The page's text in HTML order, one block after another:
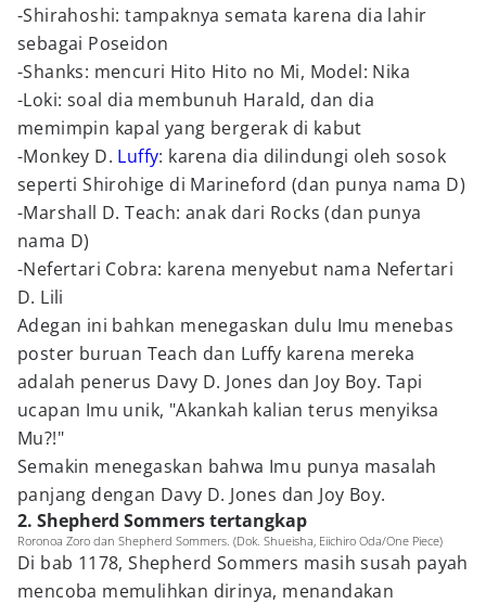
-Shirahoshi: tampaknya semata karena dia lahir
sebagai Poseidon
-Shanks: mencuri Hito Hito no Mi, Model: Nika
-Loki: soal dia membunuh Harald, dan dia
memimpin kapal yang bergerak di kabut
-Monkey D. Luffy: karena dia dilindungi oleh sosok
seperti Shirohige di Marineford (dan punya nama D)
-Marshall D. Teach: anak dari Rocks (dan punya
nama D)
-Nefertari Cobra: karena menyebut nama Nefertari
D. Lili
Adegan ini bahkan menegaskan dulu Imu menebas
poster buruan Teach dan Luffy karena mereka
adalah penerus Davy D. Jones dan Joy Boy. Tapi
ucapan Imu unik, "Akankah kalian terus menyiksa
Mu?!"
Semakin menegaskan bahwa Imu punya masalah
panjang dengan Davy D. Jones dan Joy Boy.
2. Shepherd Sommers tertangkap
Roronoa Zoro dan Shepherd Sommers. (Dok. Shueisha, Eiichiro Oda/One Piece)
Di bab 1178, Shepherd Sommers masih susah payah
mencoba memulihkan dirinya, menandakan